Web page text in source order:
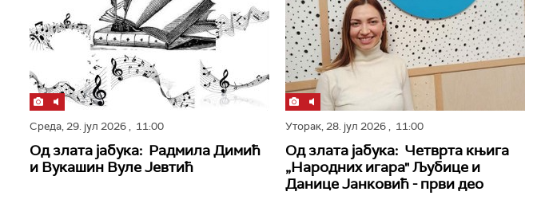
Среда,29. јул 2026, 11:00
Од злата јабука: Радмилa Димић
и Вукашин Вуле Јевтић
Уторак,28. јул 2026, 11:00
Од злата јабука: Четврта књига
„Народних игара" Љубице и
Данице Јанковић - први део